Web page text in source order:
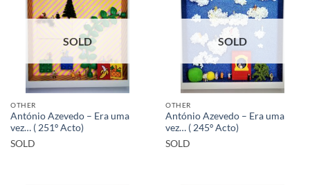
SOLD
OTHER
António Azevedo – Era uma
vez… ( 251º Acto)
SOLD
SOLD
OTHER
António Azevedo – Era uma
vez… ( 245º Acto)
SOLD